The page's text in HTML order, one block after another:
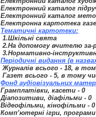
Електронний каталог
Електронний каталог
Електронна картотека
Тематичні картотеки:
1.Шкільні свята
2.На допомогу вчителю за-
3.Нормативно-
Періодичні видання (в
Журналів всього - 18, в
Газет всього - 5, в тому
Фонд аудіовізуальних
Грамплатівки, касети - 0
Діапозитиви, діафільми - 0
Відеофільми, кінофільми - 0
Комп’ютерні ігри,